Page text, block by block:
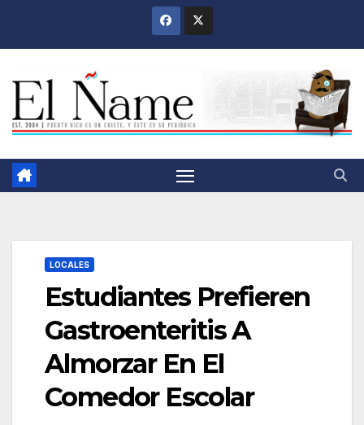
LOCALES
Estudiantes Prefieren
Gastroenteritis A
Almorzar En El
Comedor Escolar